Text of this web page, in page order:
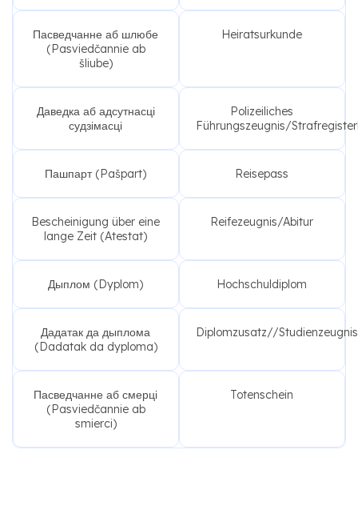
Пасведчанне аб шлюбе
(Pasviedčannie ab
šliube)
Heiratsurkunde
Даведка аб адсутнасці
судзімасці
Polizeiliches
Führungszeugnis/
Пашпарт (Pašpart) Reisepass
Bescheinigung über eine
lange Zeit (Atestat)
Reifezeugnis/Abitur
Дыплом (Dyplom) Hochschuldiplom
Дадатак да дыплома
(Dadatak da dyploma)
Diplomzusatz//Studienzeugnis
Пасведчанне аб смерці
(Pasviedčannie ab
smierci)
Totenschein